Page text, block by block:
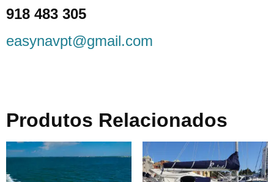
918 483 305
easynavpt@gmail.com
Produtos Relacionados